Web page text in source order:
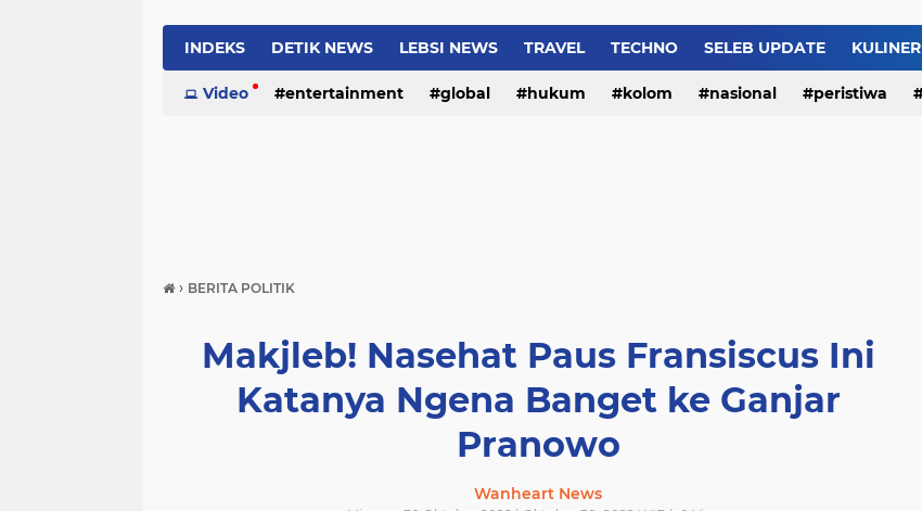
INDEKS DETIK NEWS LEBSI NEWS TRAVEL TECHNO SELEB UPDATE KULINER
Video entertainment global hukum kolom nasional peristiwa
› BERITA POLITIK
Makjleb! Nasehat Paus Fransiscus Ini
Katanya Ngena Banget ke Ganjar
Pranowo
Wanheart News